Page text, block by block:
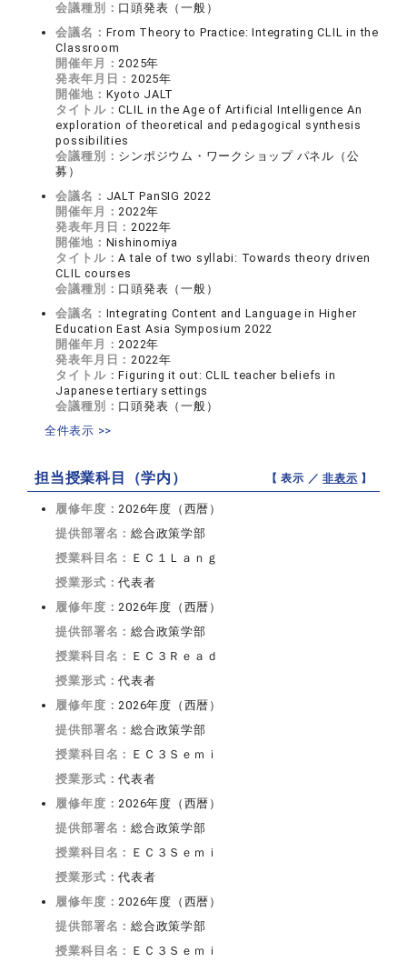
会議種別： 口頭発表（一般）
会議名： From Theory to Practice: Integrating CLIL in the
Classroom
開催年月：2025年
発表年月日：2025年
開催地： Kyoto JALT
タイトル：CLIL in the Age of Artificial Intelligence An
exploration of theoretical and pedagogical synthesis
possibilities
会議種別： シンポジウム・ワークショップ パネル（公
募）
会議名： JALT PanSIG 2022
開催年月：2022年
発表年月日：2022年
開催地： Nishinomiya
タイトル：A tale of two syllabi: Towards theory driven
CLIL courses
会議種別： 口頭発表（一般）
会議名： Integrating Content and Language in Higher
Education East Asia Symposium 2022
開催年月：2022年
発表年月日：2022年
タイトル：Figuring it out: CLIL teacher beliefs in
Japanese tertiary settings
会議種別： 口頭発表（一般）
全件表示 >>
担当授業科目（学内） 【 表示 ／非表示 】
履修年度：2026年度（西暦）
提供部署名：総合政策学部
授業科目名： ＥＣ１Ｌａｎｇ
授業形式：代表者
履修年度：2026年度（西暦）
提供部署名：総合政策学部
授業科目名： ＥＣ３Ｒｅａｄ
授業形式：代表者
履修年度：2026年度（西暦）
提供部署名：総合政策学部
授業科目名： ＥＣ３Ｓｅｍｉ
授業形式：代表者
履修年度：2026年度（西暦）
提供部署名：総合政策学部
授業科目名： ＥＣ３Ｓｅｍｉ
授業形式：代表者
履修年度：2026年度（西暦）
提供部署名：総合政策学部
授業科目名： ＥＣ３Ｓｅｍｉ